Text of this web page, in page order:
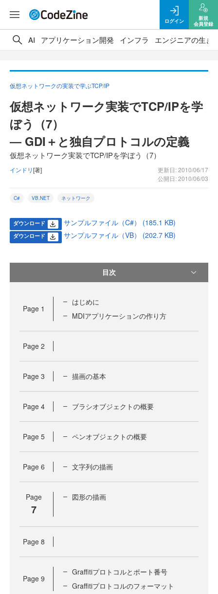
ログイン
新規
会員登録
AI アプリケーション開発 インフラ エンジニアの生き
仮想ネットワークの実装で学ぶTCP/IP
仮想ネットワーク実装でTCP/IPを学
ぼう（7）
― GDI＋と独自プロトコルの定義
仮想ネットワーク実装でTCP/IPを学ぼう（7）
インドリ[著]
更新日: 2010/06/17
公開日: 2010/06/03
C# VB.NET ネットワーク
ダウンロード サンプルファイル（C#） (185.1 KB)
ダウンロード サンプルファイル（VB） (202.7 KB)
目次
Page 1
はじめに
MDIアプリケーションの作り方
Page 2
Page 3 描画の基本
Page 4 ブラシオブジェクトの概要
Page 5 ペンオブジェクトの概要
Page 6 文字列の描画
Page
7
図形の描画
Page 8
Page 9
Graffitiプロトコルとポート番号
Graffitiプロトコルのフォーマット